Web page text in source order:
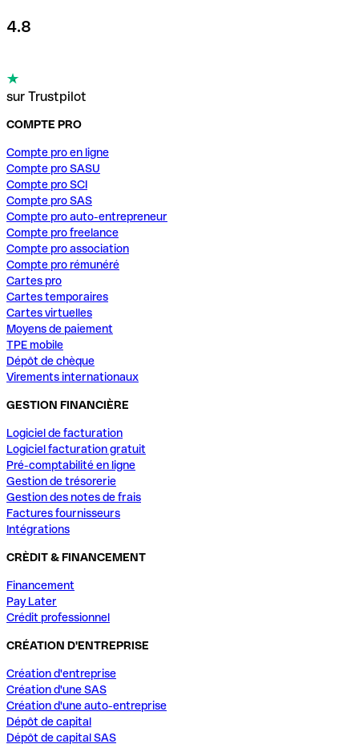
4.8
sur Trustpilot
COMPTE PRO
Compte pro en ligne
Compte pro SASU
Compte pro SCI
Compte pro SAS
Compte pro auto-entrepreneur
Compte pro freelance
Compte pro association
Compte pro rémunéré
Cartes pro
Cartes temporaires
Cartes virtuelles
Moyens de paiement
TPE mobile
Dépôt de chèque
Virements internationaux
GESTION FINANCIÈRE
Logiciel de facturation
Logiciel facturation gratuit
Pré-comptabilité en ligne
Gestion de trésorerie
Gestion des notes de frais
Factures fournisseurs
Intégrations
CRÈDIT & FINANCEMENT
Financement
Pay Later
Crédit professionnel
CRÉATION D'ENTREPRISE
Création d'entreprise
Création d'une SAS
Création d'une auto-entreprise
Dépôt de capital
Dépôt de capital SAS